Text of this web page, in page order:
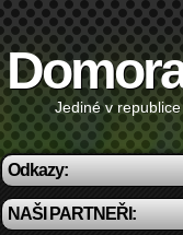
Jediné v republice
Odkazy:
NAŠI PARTNEŘI: